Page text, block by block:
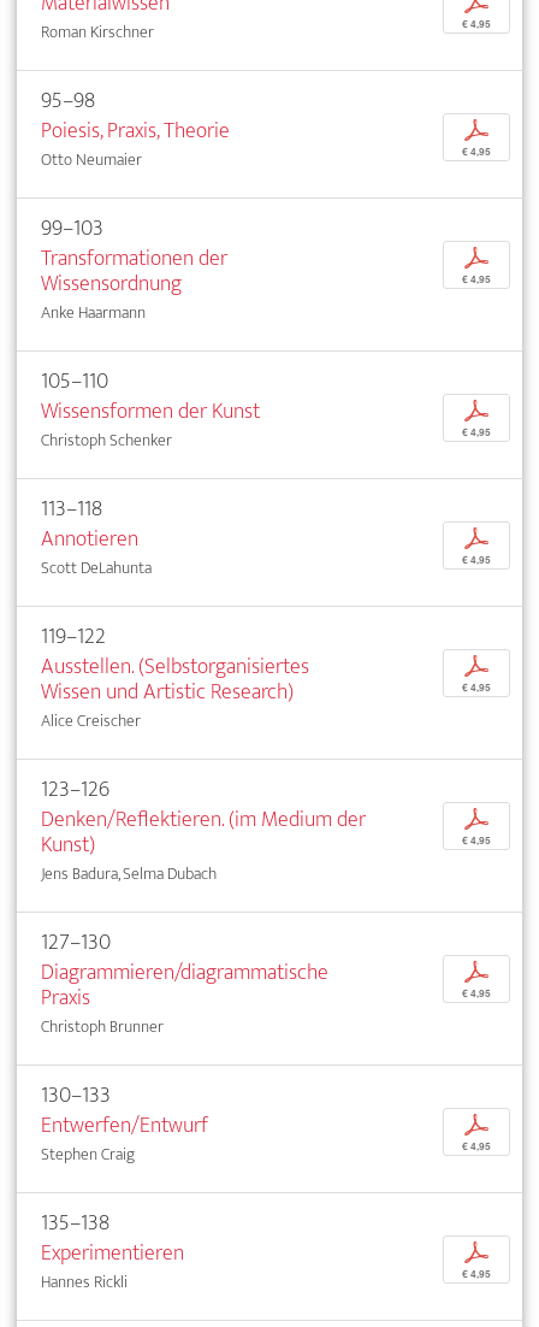
Roman Kirschner € 4,95
95–98
Poiesis, Praxis, Theorie
Otto Neumaier
p
€ 4,95
99–103
Transformationen der
Wissensordnung
Anke Haarmann
p
€ 4,95
105–110
Wissensformen der Kunst
Christoph Schenker
p
€ 4,95
113–118
Annotieren
Scott DeLahunta
p
€ 4,95
119–122
Ausstellen. (Selbstorganisiertes
Wissen und Artistic Research)
Alice Creischer
p
€ 4,95
123–126
Denken/Reflektieren. (im Medium der
Kunst)
Jens Badura, Selma Dubach
p
€ 4,95
127–130
Diagrammieren/diagrammatische
Praxis
Christoph Brunner
p
€ 4,95
130–133
Entwerfen/Entwurf
Stephen Craig
p
€ 4,95
135–138
Experimentieren
Hannes Rickli
p
€ 4,95